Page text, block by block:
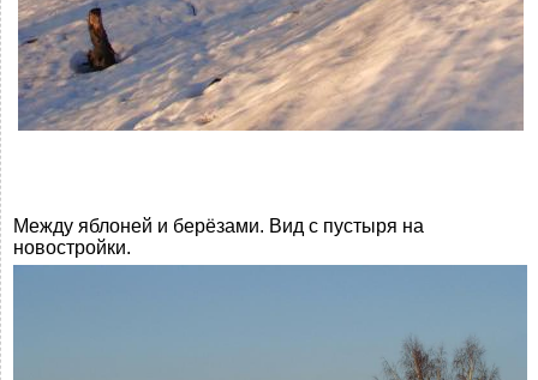
Между яблоней и берёзами. Вид с пустыря на
новостройки.